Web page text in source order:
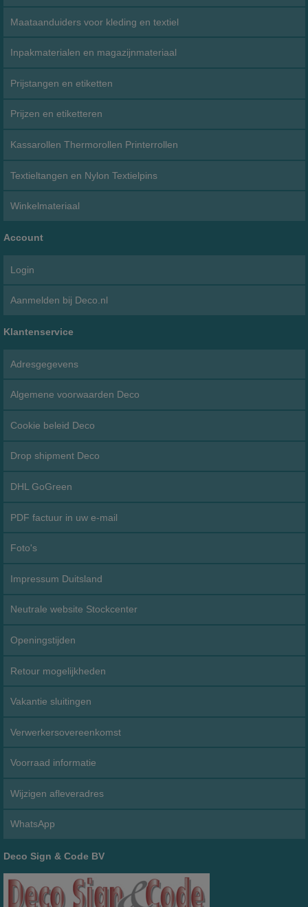
Maataanduiders voor kleding en textiel
Inpakmaterialen en magazijnmateriaal
Prijstangen en etiketten
Prijzen en etiketteren
Kassarollen Thermorollen Printerrollen
Textieltangen en Nylon Textielpins
Winkelmateriaal
Account
Login
Aanmelden bij Deco.nl
Klantenservice
Adresgegevens
Algemene voorwaarden Deco
Cookie beleid Deco
Drop shipment Deco
DHL GoGreen
PDF factuur in uw e-mail
Foto's
Impressum Duitsland
Neutrale website Stockcenter
Openingstijden
Retour mogelijkheden
Vakantie sluitingen
Verwerkersovereenkomst
Voorraad informatie
Wijzigen afleveradres
WhatsApp
Deco Sign & Code BV